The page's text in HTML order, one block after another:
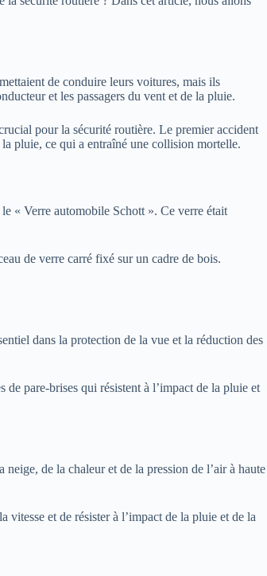
de conduire leurs voitures, mais ils
et les passagers du vent et de la pluie.
pour la sécurité routière. Le premier accident
pluie, ce qui a entraîné une collision mortelle.
« Verre automobile Schott ». Ce verre était
de verre carré fixé sur un cadre de bois.
dans la protection de la vue et la réduction des
pare-brises qui résistent à l’impact de la pluie et
de la chaleur et de la pression de l’air à haute
vitesse et de résister à l’impact de la pluie et de la